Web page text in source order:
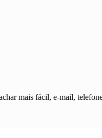
mais fácil, e-mail,